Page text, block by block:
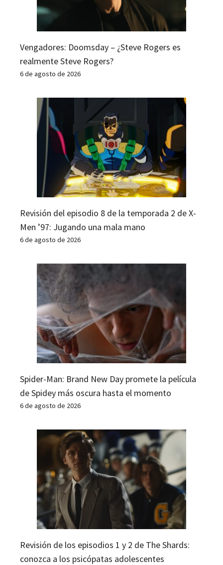
Vengadores: Doomsday – ¿Steve Rogers es
realmente Steve Rogers?
6 de agosto de 2026
Revisión del episodio 8 de la temporada 2 de X-
Men ’97: Jugando una mala mano
6 de agosto de 2026
Spider-Man: Brand New Day promete la película
de Spidey más oscura hasta el momento
6 de agosto de 2026
Revisión de los episodios 1 y 2 de The Shards:
conozca a los psicópatas adolescentes